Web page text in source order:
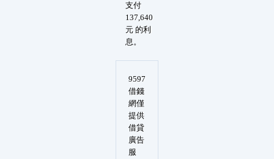
支付
137,640
元 的利
息。
9597
借錢
網僅
提供
借貸
廣告
服